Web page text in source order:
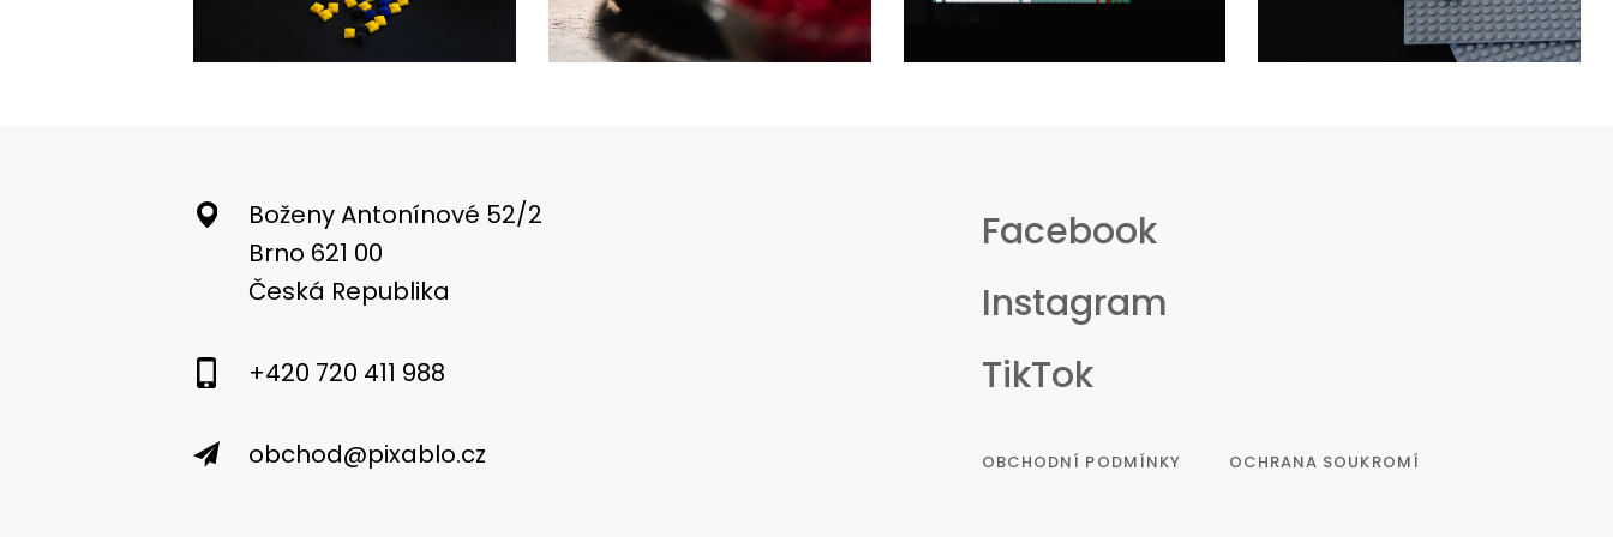
Boženy Antonínové 52/2
Brno 621 00
Česká Republika
+420 720 411 988
obchod@pixablo.cz
Facebook
Instagram
TikTok
OBCHODNÍ PODMÍNKY OCHRANA SOUKROMÍ